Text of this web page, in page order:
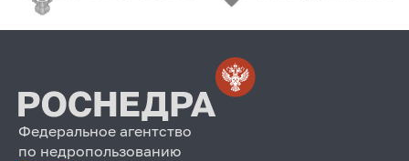
Федеральное агентство
по недропользованию